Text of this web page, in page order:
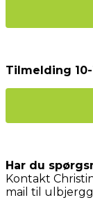
Tilmelding 10-
Har du
Kontakt
mail til